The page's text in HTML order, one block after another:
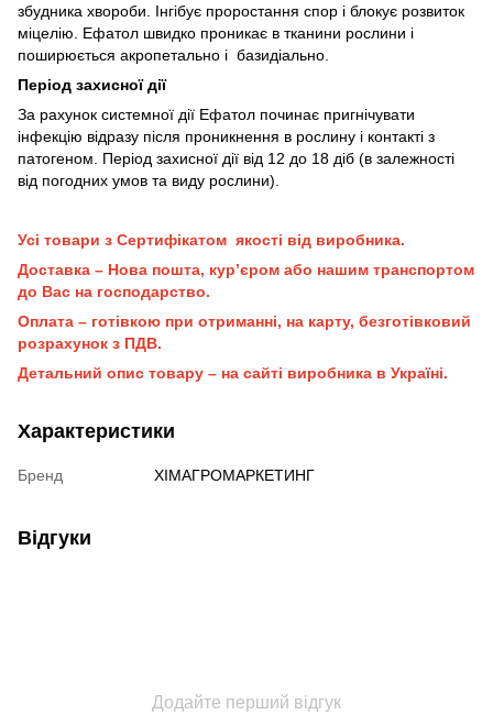
збудника хвороби. Інгібує проростання спор і блокує розвиток
міцелію. Ефатол швидко проникає в тканини рослини і
поширюється акропетально і базидіально.
Період захисної дії
За рахунок системної дії Ефатол починає пригнічувати
інфекцію відразу після проникнення в рослину і контакті з
патогеном. Період захисної дії від 12 до 18 діб (в залежності
від погодних умов та виду рослини).
Усі товари з Сертифікатом якості від виробника.
Доставка – Нова пошта, кур’єром або нашим транспортом
до Вас на господарство.
Оплата – готівкою при отриманні, на карту, безготівковий
розрахунок з ПДВ.
Детальний опис товару – на сайті виробника в Україні.
Характеристики
Бренд ХІМАГРОМАРКЕТИНГ
Відгуки
Додайте перший відгук